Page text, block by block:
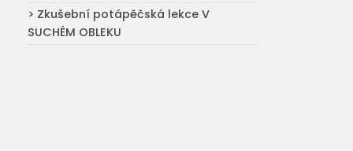
> Zkušební potápěčská lekce V
SUCHÉM OBLEKU